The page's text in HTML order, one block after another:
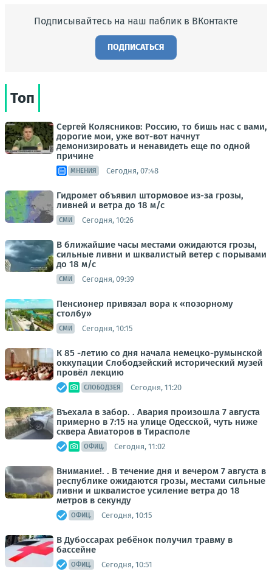
Подписывайтесь на наш паблик в ВКонтакте
ПОДПИСАТЬСЯ
Топ
Сергей Колясников: Россию, то бишь нас с вами,
дорогие мои, уже вот-вот начнут
демонизировать и ненавидеть еще по одной
причине
МНЕНИЯ Сегодня, 07:48
Гидромет объявил штормовое из-за грозы,
ливней и ветра до 18 м/с
СМИ Сегодня, 10:26
В ближайшие часы местами ожидаются грозы,
сильные ливни и шквалистый ветер с порывами
до 18 м/с
СМИ Сегодня, 09:39
Пенсионер привязал вора к «позорному
столбу»
СМИ Сегодня, 10:15
К 85 -летию со дня начала немецко-румынской
оккупации Слободзейский исторический музей
провёл лекцию
СЛОБОДЗЕЯ Сегодня, 11:20
Въехала в забор. . Авария произошла 7 августа
примерно в 7:15 на улице Одесской, чуть ниже
сквера Авиаторов в Тирасполе
ОФИЦ. Сегодня, 11:02
Внимание!. . В течение дня и вечером 7 августа в
республике ожидаются грозы, местами сильные
ливни и шквалистое усиление ветра до 18
метров в секунду
ОФИЦ. Сегодня, 10:15
В Дубоссарах ребёнок получил травму в
бассейне
ОФИЦ. Сегодня, 10:51